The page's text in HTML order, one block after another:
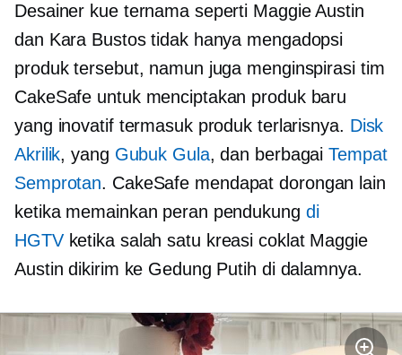
Desainer kue ternama seperti Maggie Austin
dan Kara Bustos tidak hanya mengadopsi
produk tersebut, namun juga menginspirasi tim
CakeSafe untuk menciptakan produk baru
yang inovatif termasuk produk terlarisnya. Disk
Akrilik, yang Gubuk Gula, dan berbagaiTempat
Semprotan. CakeSafe mendapat dorongan lain
ketika memainkan peran pendukung di
HGTVketika salah satu kreasi coklat Maggie
Austin dikirim ke Gedung Putih di dalamnya.